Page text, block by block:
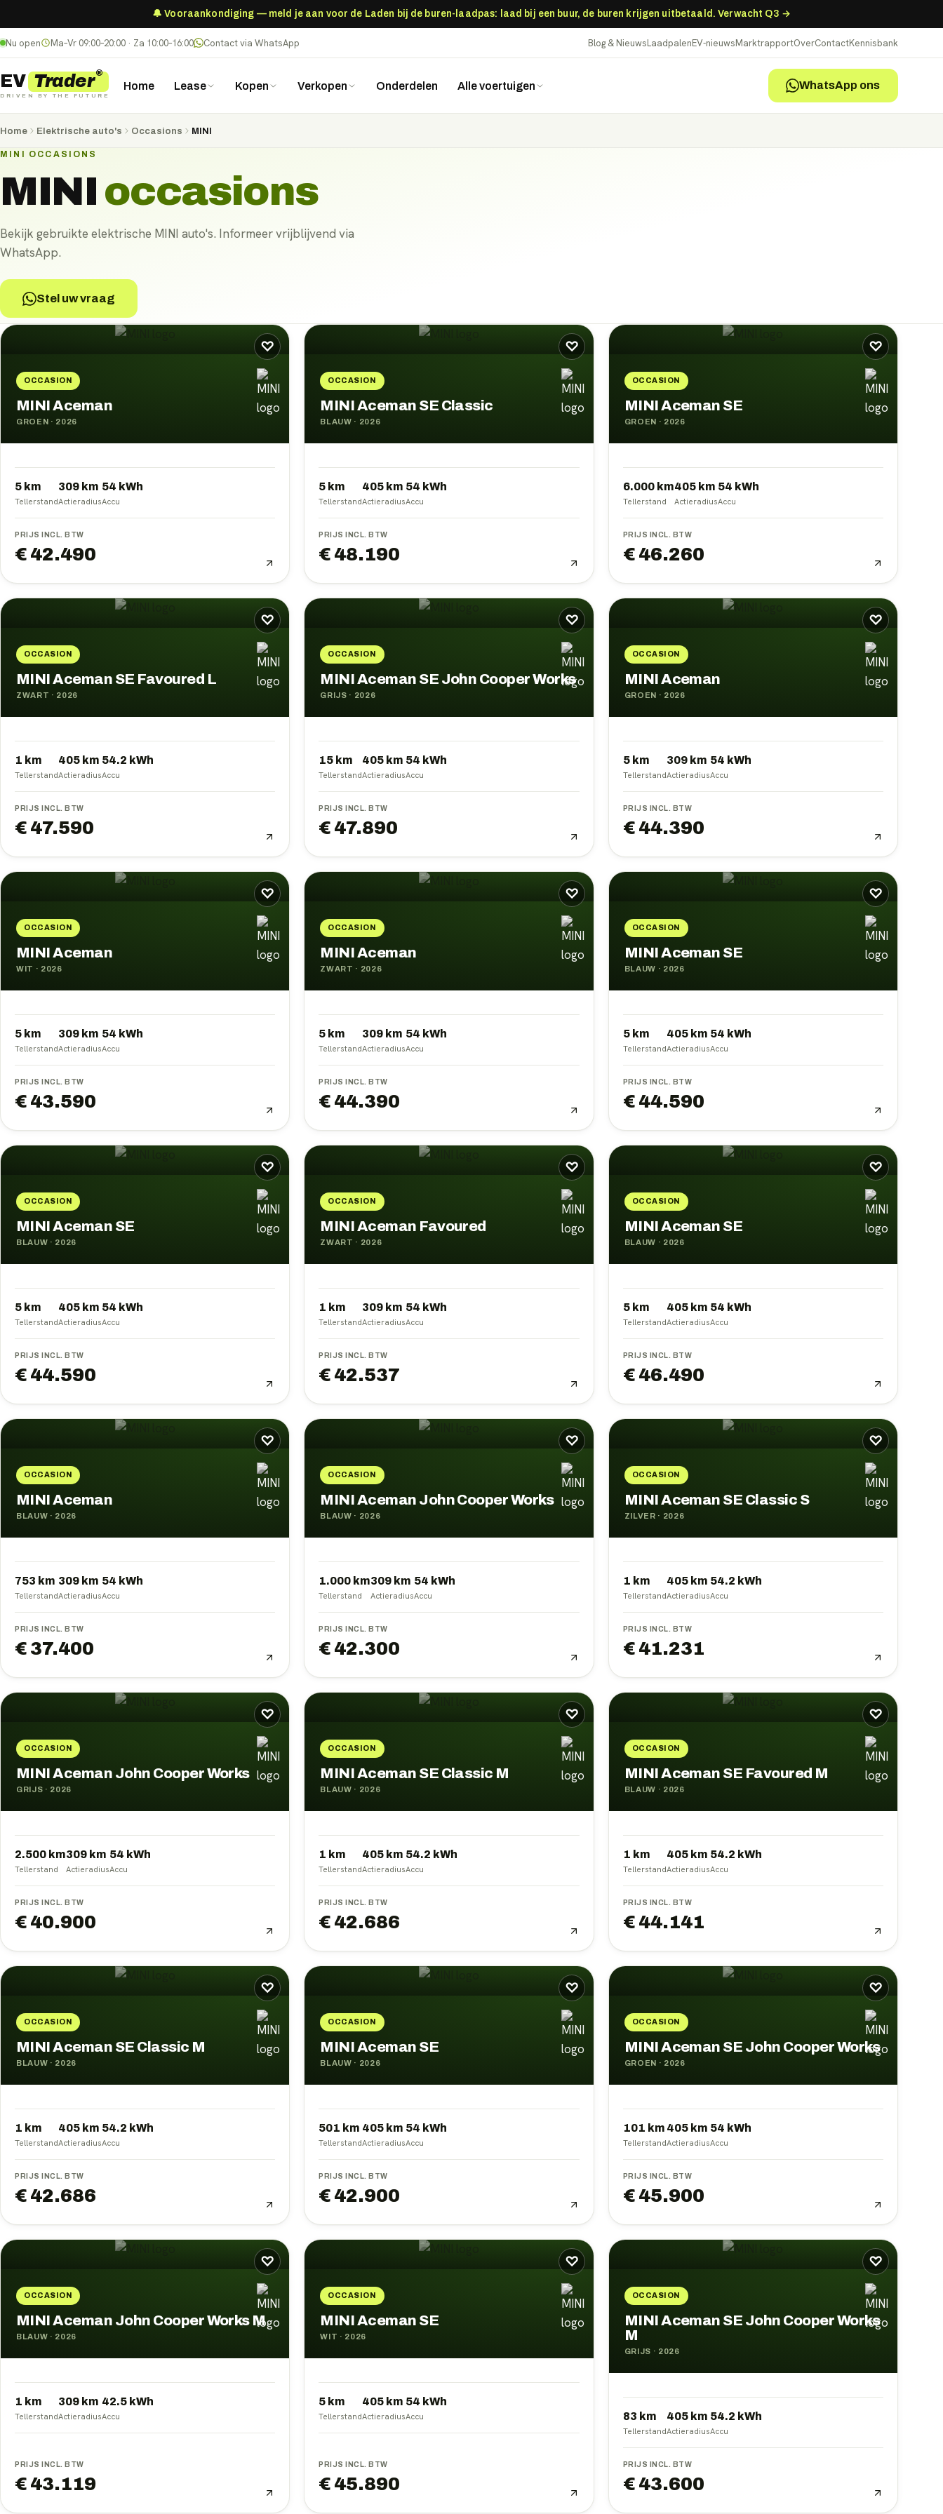
🔔 Vooraankondiging — meld je aan voor de Laden bij de buren-laadpas: laad bij een buur, de buren krijgen uitbetaald. Verwacht Q3 →
Nu open Ma–Vr 09:00–20:00 · Za 10:00–16:00 Contact via WhatsApp Blog & NieuwsLaadpalenEV-nieuwsMarktrapportOverContactKennisbank
EV Trader®
DRIVEN BY THE FUTURE
Home Lease Kopen Verkopen Onderdelen Alle voertuigen WhatsApp ons
Home Elektrische auto's Occasions MINI
MINI OCCASIONS
MINI occasions
Bekijk gebruikte elektrische MINI auto's. Informeer vrijblijvend via
WhatsApp.
Stel uw vraag
MINI
♡
OCCASION
MINI Aceman
GROEN · 2026
5 km
Tellerstand
309 km
Actieradius
54 kWh
Accu
PRIJS INCL. BTW
€ 42.490
♡
OCCASION
MINI Aceman SE Classic
BLAUW · 2026
5 km
Tellerstand
405 km
Actieradius
54 kWh
Accu
PRIJS INCL. BTW
€ 48.190
♡
OCCASION
MINI Aceman SE
GROEN · 2026
6.000 km
Tellerstand
405km
Actieradius
54 kWh
Accu
PRIJS INCL. BTW
€ 46.260
♡
OCCASION
MINI Aceman SE Favoured L
ZWART · 2026
1 km
Tellerstand
405 km
Actieradius
54.2 kWh
Accu
PRIJS INCL. BTW
€ 47.590
♡
OCCASION
MINI Aceman SE John Cooper Works
GRIJS · 2026
15 km
Tellerstand
405 km
Actieradius
54 kWh
Accu
PRIJS INCL. BTW
€ 47.890
♡
OCCASION
MINI Aceman
GROEN · 2026
5 km
Tellerstand
309km
Actieradius
54 kWh
Accu
PRIJS INCL. BTW
€ 44.390
♡
OCCASION
MINI Aceman
WIT · 2026
5 km
Tellerstand
309 km
Actieradius
54 kWh
Accu
PRIJS INCL. BTW
€ 43.590
♡
OCCASION
MINI Aceman
ZWART · 2026
5 km
Tellerstand
309 km
Actieradius
54 kWh
Accu
PRIJS INCL. BTW
€ 44.390
♡
OCCASION
MINI Aceman SE
BLAUW · 2026
5 km
Tellerstand
405km
Actieradius
54 kWh
Accu
PRIJS INCL. BTW
€ 44.590
♡
OCCASION
MINI Aceman SE
BLAUW · 2026
5 km
Tellerstand
405 km
Actieradius
54 kWh
Accu
PRIJS INCL. BTW
€ 44.590
♡
OCCASION
MINI Aceman Favoured
ZWART · 2026
1 km
Tellerstand
309 km
Actieradius
54 kWh
Accu
PRIJS INCL. BTW
€ 42.537
♡
OCCASION
MINI Aceman SE
BLAUW · 2026
5 km
Tellerstand
405km
Actieradius
54 kWh
Accu
PRIJS INCL. BTW
€ 46.490
♡
OCCASION
MINI Aceman
BLAUW · 2026
753 km
Tellerstand
309 km
Actieradius
54 kWh
Accu
PRIJS INCL. BTW
€ 37.400
♡
OCCASION
MINI Aceman John Cooper Works
BLAUW · 2026
1.000 km
Tellerstand
309 km
Actieradius
54 kWh
Accu
PRIJS INCL. BTW
€ 42.300
♡
OCCASION
MINI Aceman SE Classic S
ZILVER · 2026
1 km
Tellerstand
405km
Actieradius
54.2 kWh
Accu
PRIJS INCL. BTW
€ 41.231
♡
OCCASION
MINI Aceman John Cooper Works
GRIJS · 2026
2.500 km
Tellerstand
309 km
Actieradius
54 kWh
Accu
PRIJS INCL. BTW
€ 40.900
♡
OCCASION
MINI Aceman SE Classic M
BLAUW · 2026
1 km
Tellerstand
405 km
Actieradius
54.2 kWh
Accu
PRIJS INCL. BTW
€ 42.686
♡
OCCASION
MINI Aceman SE Favoured M
BLAUW · 2026
1 km
Tellerstand
405km
Actieradius
54.2 kWh
Accu
PRIJS INCL. BTW
€ 44.141
♡
OCCASION
MINI Aceman SE Classic M
BLAUW · 2026
1 km
Tellerstand
405 km
Actieradius
54.2 kWh
Accu
PRIJS INCL. BTW
€ 42.686
♡
OCCASION
MINI Aceman SE
BLAUW · 2026
501 km
Tellerstand
405 km
Actieradius
54 kWh
Accu
PRIJS INCL. BTW
€ 42.900
♡
OCCASION
MINI Aceman SE John Cooper Works
GROEN · 2026
101 km
Tellerstand
405km
Actieradius
54 kWh
Accu
PRIJS INCL. BTW
€ 45.900
♡
OCCASION
MINI Aceman John Cooper Works M
BLAUW · 2026
1 km
Tellerstand
309 km
Actieradius
42.5 kWh
Accu
PRIJS INCL. BTW
€ 43.119
♡
OCCASION
MINI Aceman SE
WIT · 2026
5 km
Tellerstand
405 km
Actieradius
54 kWh
Accu
PRIJS INCL. BTW
€ 45.890
♡
OCCASION
MINI Aceman SE John Cooper Works
M
GRIJS · 2026
83 km
Tellerstand
405km
Actieradius
54.2 kWh
Accu
PRIJS INCL. BTW
€ 43.600